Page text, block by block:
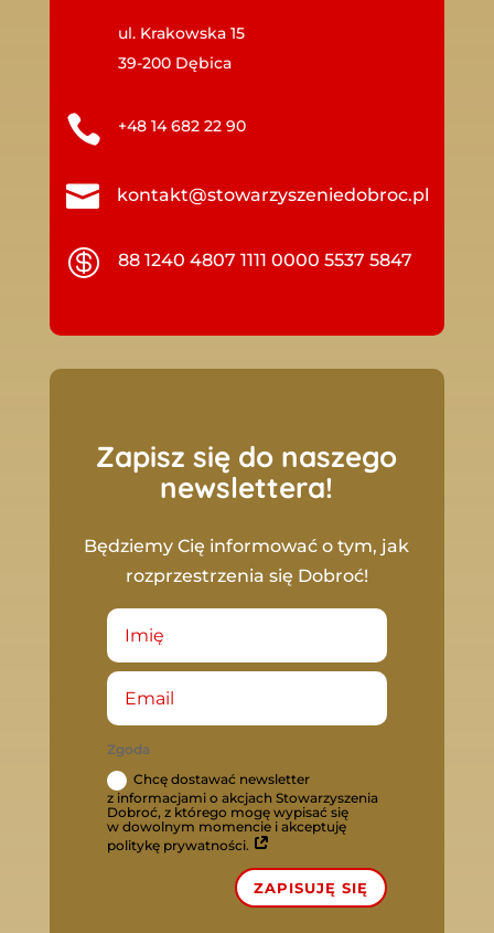
ul. Krakowska 15
39-200 Dębica
 +48 14 682 22 90
 kontakt@stowarzyszeniedobroc.pl
 88 1240 4807 1111 0000 5537 5847
Zapisz się do naszego
newslettera!
Będziemy Cię informować o tym, jak
rozprzestrzenia się Dobroć!
Zgoda
Chcę dostawać newsletter
z informacjami o akcjach Stowarzyszenia
Dobroć, z którego mogę wypisać się
w dowolnym momencie i akceptuję
politykę prywatności.
ZAPISUJĘ SIĘ